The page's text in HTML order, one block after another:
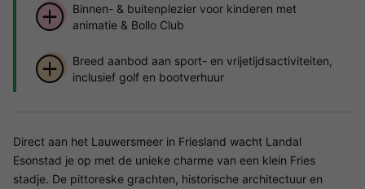
Binnen- & buitenplezier voor kinderen met
animatie & Bollo Club
Breed aanbod aan sport- en vrijetijdsactiviteiten,
inclusief golf en bootverhuur
Direct aan het Lauwersmeer in Friesland wacht Landal
Esonstad je op met de unieke charme van een klein Fries
stadje. De pittoreske grachten, historische architectuur en